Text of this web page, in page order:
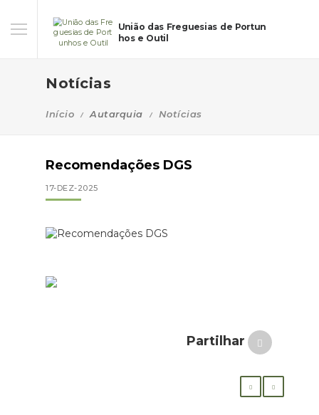
União das Freguesias de Portun
hos e Outil
Notícias
Início Autarquia Notícias
Recomendações DGS
17-DEZ-2025
Partilhar